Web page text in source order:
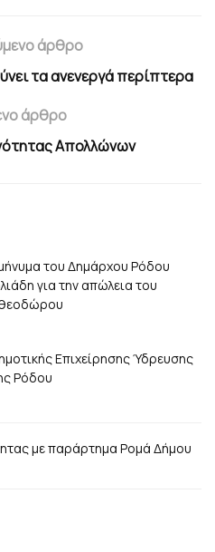
άρθρο
τα ανενεργά περίπτερα
άρθρο
Απολλώνων
του Δημάρχου Ρόδου
για την απώλεια του
Επιχείρησης Ύδρευσης
Ρόδου
με παράρτημα Ρομά Δήμου